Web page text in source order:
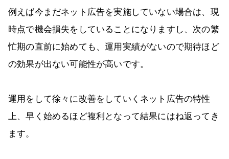
例えば今まだネット広告を実施していない場合は、現
時点で機会損失をしていることになりますし、次の繁
忙期の直前に始めても、運用実績がないので期待ほど
の効果が出ない可能性が高いです。
運用をして徐々に改善をしていくネット広告の特性
上、早く始めるほど複利となって結果にはね返ってき
ます。